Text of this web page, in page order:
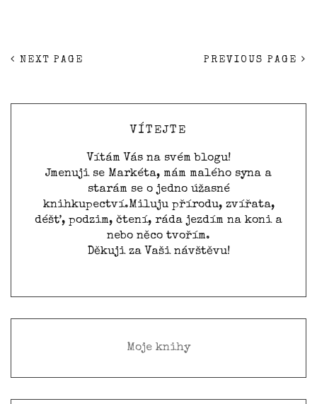
NEXT PAGE PREVIOUS PAGE
VÍTEJTE
Vítám Vás na svém blogu!
Jmenuji se Markéta, mám malého syna a
starám se o jedno úžasné
knihkupectví.Miluju přírodu, zvířata,
déšť, podzim, čtení, ráda jezdím na koni a
nebo něco tvořím.
Děkuji za Vaši návštěvu!
Moje knihy